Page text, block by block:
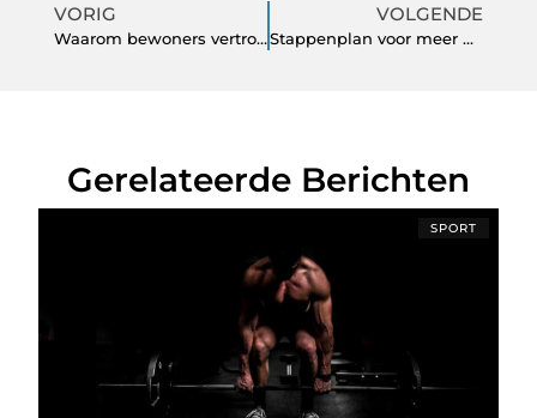
VORIG
Waarom bewoners vertrouwen op een lokale Slotenmaker Amstelveen
VOLGENDE
Stappenplan voor meer wooncomfort en buitenplezier
Gerelateerde Berichten
SPORT